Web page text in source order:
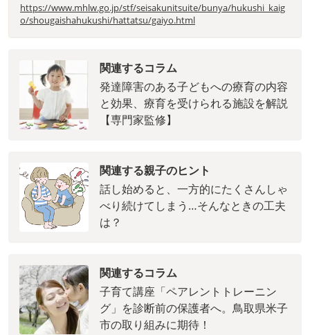
https://www.mhlw.go.jp/stf/seisakunitsuite/bunya/hukushi_kaig
o/shougaishahukushi/hattatsu/gaiyo.html
関連するコラム
発達障害のある子どもへの療育の内容
と効果、療育を受けられる施設を解説
【専門家監修】
関連する親子のヒント
話し始めると、一方的にたくさんしゃ
べり続けてしまう…そんなときの工夫
は？
関連するコラム
子育て講座「ペアレントトレーニン
グ」を診断前の保護者へ。鳥取県米子
市の取り組みに期待！